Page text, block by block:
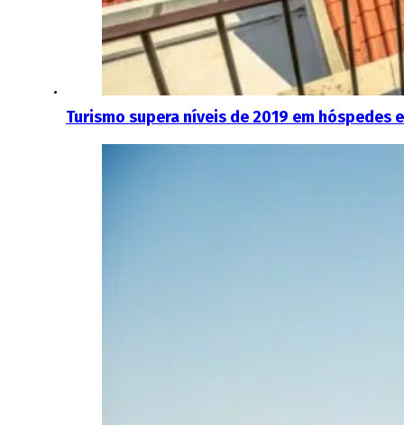
Turismo supera níveis de 2019 em